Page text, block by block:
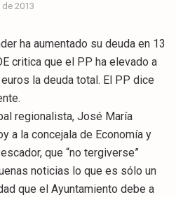
2013
ha aumentado su deuda en 13
critica que el PP ha elevado a
la deuda total. El PP dice
regionalista, José María
a la concejala de Economía y
que “no tergiverse”
noticias lo que es sólo un
que el Ayuntamiento debe a